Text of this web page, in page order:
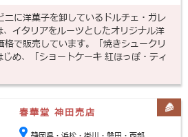
ニに洋菓子を卸しているドルチェ・ガレ
イタリアをルーツとしたオリジナル洋
で販売しています。「焼きシュークリ
め、「ショートケーキ 紅ほっぽ・ティ
春華堂 神田売店